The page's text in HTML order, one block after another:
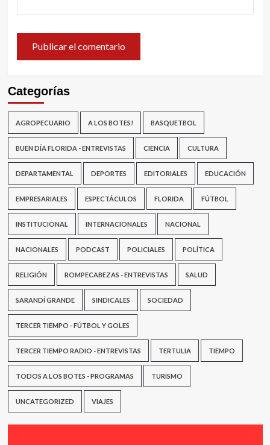
Categorías
AGROPECUARIO A LOS BOTES! BASQUETBOL
BUEN DÍA FLORIDA - ENTREVISTAS CIENCIA CULTURA
DEPARTAMENTAL DEPORTES EDITORIALES EDUCACIÓN
EMPRESARIALES ESPECTÁCULOS FLORIDA FÚTBOL
INSTITUCIONAL INTERNACIONALES NACIONAL
NACIONALES PODCAST POLICIALES POLÍTICA
RELIGIÓN ROMPECABEZAS - ENTREVISTAS SALUD
SARANDÍ GRANDE SINDICALES SOCIEDAD
TERCER TIEMPO - FÚTBOL Y GOLES
TERCER TIEMPO RADIO - ENTREVISTAS TERTULIA TIEMPO
TODOS A LOS BOTES - PROGRAMAS TURISMO
UNCATEGORIZED VIAJES